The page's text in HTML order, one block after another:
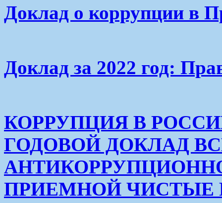
Доклад о коррупции в
Доклад за 2022 год:
КОРРУПЦИЯ В
ГОДОВОЙ ДОКЛАД
ПРИЕМНОЙ ЧИСТЫЕ